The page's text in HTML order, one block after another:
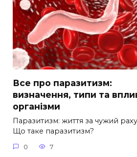
Все про паразитизм:
визначення, типи та
організми
Паразитизм: життя за чужий
Що таке паразитизм?
0 7